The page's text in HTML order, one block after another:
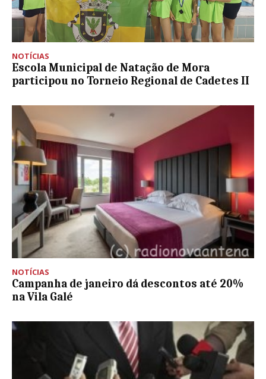
NOTÍCIAS
Escola Municipal de Natação de Mora
participou no Torneio Regional de Cadetes II
NOTÍCIAS
Campanha de janeiro dá descontos até 20%
na Vila Galé